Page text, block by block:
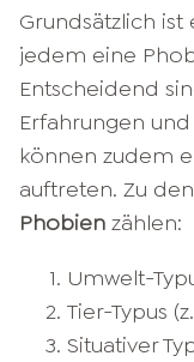
Grundsätzlich
jedem eine
Entscheidend
Erfahrungen
können zudem
auftreten. Zu
Phobien zählen:
Umwelt-
Tier-Typus
Situativer